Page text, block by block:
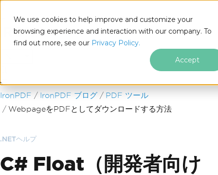
We use cookies to help improve and customize your
browsing experience and interaction with our company. To
find out more, see our Privacy Policy.
Accept
フッターコンテンツにスキップ
IronPDF IronPDF ブログ
PDF ツール
WebpageをPDFとしてダウンロードする方法
.NETヘルプ
C# Float（開発者向け